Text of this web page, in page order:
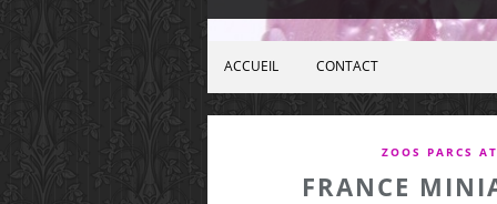
ACCUEIL CONTACT
ZOOS PARCS
FRANCE